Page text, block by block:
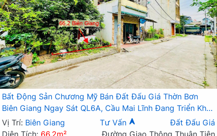
Bất Động Sản Chương Mỹ Bán Đất Đấu Giá Thờn Bơn
Biên Giang Ngay Sát QL6A, Cầu Mai Lĩnh Đang Triển Khai
Mở Rộng
Vị Trí: Biên Giang Tư Vấn
Đất Đấu Giá